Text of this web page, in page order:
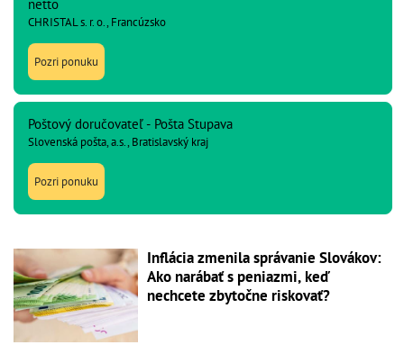
netto
CHRISTAL s. r. o., Francúzsko
Pozri ponuku
Poštový doručovateľ - Pošta Stupava
Slovenská pošta, a.s., Bratislavský kraj
Pozri ponuku
Inflácia zmenila správanie Slovákov:
Ako narábať s peniazmi, keď
nechcete zbytočne riskovať?